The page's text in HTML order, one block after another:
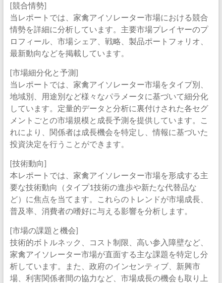
[競合情勢]
当レポートでは、家禽アイソレーター市場における競合
情勢を詳細に分析しています。主要市場プレイヤーのプ
ロフィール、市場シェア、戦略、製品ポートフォリオ、
最新動向などを掲載しています。
[市場細分化と予測]
当レポートでは、家禽アイソレーター市場をタイプ別、
地域別、用途別など様々なパラメータに基づいて細分化
しています。定量的データと分析に裏付けされた各セグ
メントごとの市場規模と成長予測を提供しています。こ
れにより、関係者は成長機会を特定し、情報に基づいた
投資決定を行うことができます。
[技術動向]
本レポートでは、家禽アイソレーター市場を形成する主
要な技術動向（タイプ1技術の進歩や新たな代替品な
ど）に焦点を当てます。これらのトレンドが市場成長、
普及率、消費者の嗜好に与える影響を分析します。
[市場の課題と機会]
技術的ボトルネック、コスト制限、高い参入障壁など、
家禽アイソレーター市場が直面する主な課題を特定し分
析しています。また、政府のインセンティブ、新興市
場、利害関係者間の協力など、市場成長の機会も取り上